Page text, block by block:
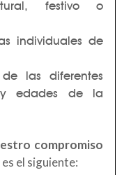
festivo o
individuales de
de las diferentes
y edades de la
compromiso
es el siguiente: